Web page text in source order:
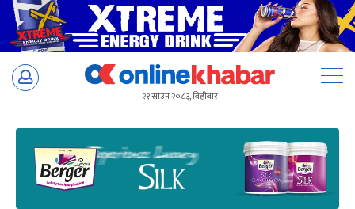
Skip
२१ साउन २०८३, बिहीबार